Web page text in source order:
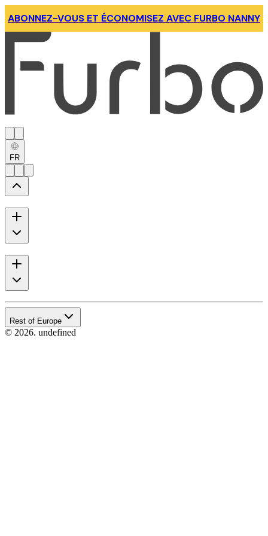
ABONNEZ-VOUS ET ÉCONOMISEZ AVEC FURBO NANNY
FR
Rest of Europe
© 2026. undefined